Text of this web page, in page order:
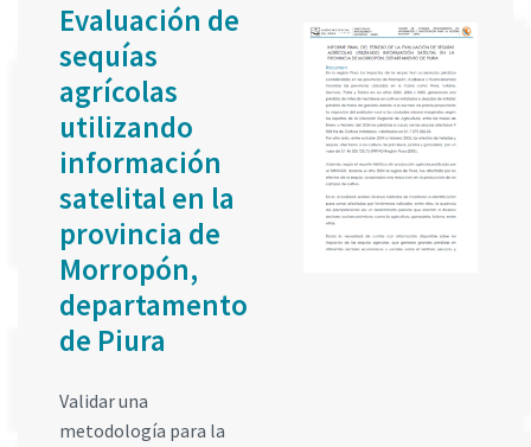
Evaluación de
sequías
agrícolas
utilizando
información
satelital en la
provincia de
Morropón,
departamento
de Piura
Validar una
metodología para la